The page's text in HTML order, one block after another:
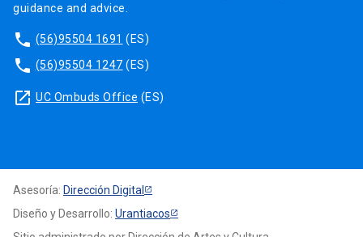
guidance and advice.
phone (56)95504 1691 (ES)
phone (56)95504 1247 (ES)
launch UC Ombuds Office (ES)
Asesoría: Dirección Digital
Diseño y Desarrollo: Urantiacos